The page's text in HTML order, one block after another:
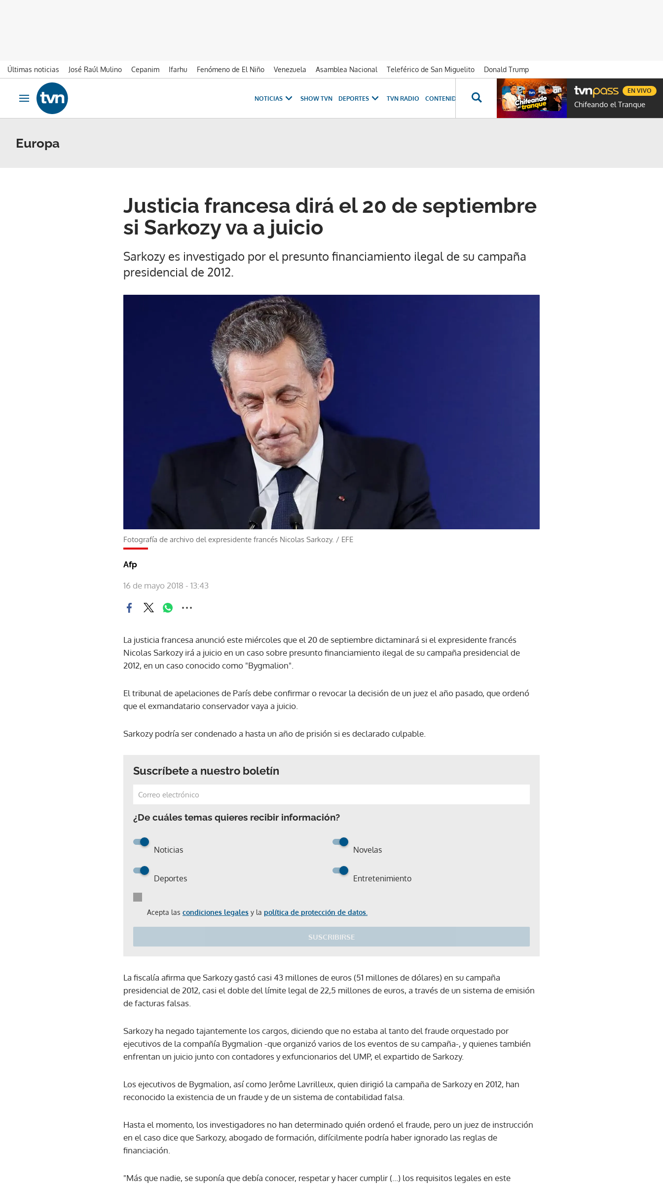
Últimas noticias José Raúl Mulino Cepanim Ifarhu Fenómeno de El Niño Venezuela Asamblea Nacional Teleférico de San Miguelito
Donald Trump
Ir al contenido
Obrir navegació
NOTICIAS SHOW TVN DEPORTES TVN RADIO CONTENIDOS ESPECIALES NOVELAS PROGRAMAS GENTE TVN
Chifeando el Tranque
EN VIVO
Europa
Justicia francesa dirá el 20 de septiembre
si Sarkozy va a juicio
Sarkozy es investigado por el presunto financiamiento ilegal de su campaña
presidencial de 2012.
Fotografía de archivo del expresidente francés Nicolas Sarkozy. / EFE
Afp
16 de mayo 2018 - 13:43
La justicia francesa anunció este miércoles que el 20 de septiembre dictaminará si el expresidente francés
Nicolas Sarkozy irá a juicio en un caso sobre presunto financiamiento ilegal de su campaña presidencial de
2012, en un caso conocido como "Bygmalion".
El tribunal de apelaciones de París debe confirmar o revocar la decisión de un juez el año pasado, que ordenó
que el exmandatario conservador vaya a juicio.
Sarkozy podría ser condenado a hasta un año de prisión si es declarado culpable.
Suscríbete a nuestro boletín
¿De cuáles temas quieres recibir información?
Noticias Novelas
Deportes Entretenimiento
Acepta las condiciones legales y la política de protección de datos.
SUSCRIBIRSE
Gracias por suscribirte a nuestro boletín.
ACEPTAR
La fiscalía afirma que Sarkozy gastó casi 43 millones de euros (51 millones de dólares) en su campaña
presidencial de 2012, casi el doble del límite legal de 22,5 millones de euros, a través de un sistema de emisión
de facturas falsas.
Sarkozy ha negado tajantemente los cargos, diciendo que no estaba al tanto del fraude orquestado por
ejecutivos de la compañía Bygmalion -que organizó varios de los eventos de su campaña-, y quienes también
enfrentan un juicio junto con contadores y exfuncionarios del UMP, el expartido de Sarkozy.
Los ejecutivos de Bygmalion, así como Jerôme Lavrilleux, quien dirigió la campaña de Sarkozy en 2012, han
reconocido la existencia de un fraude y de un sistema de contabilidad falsa.
Hasta el momento, los investigadores no han determinado quién ordenó el fraude, pero un juez de instrucción
en el caso dice que Sarkozy, abogado de formación, difícilmente podría haber ignorado las reglas de
financiación.
"Más que nadie, se suponía que debía conocer, respetar y hacer cumplir (...) los requisitos legales en este